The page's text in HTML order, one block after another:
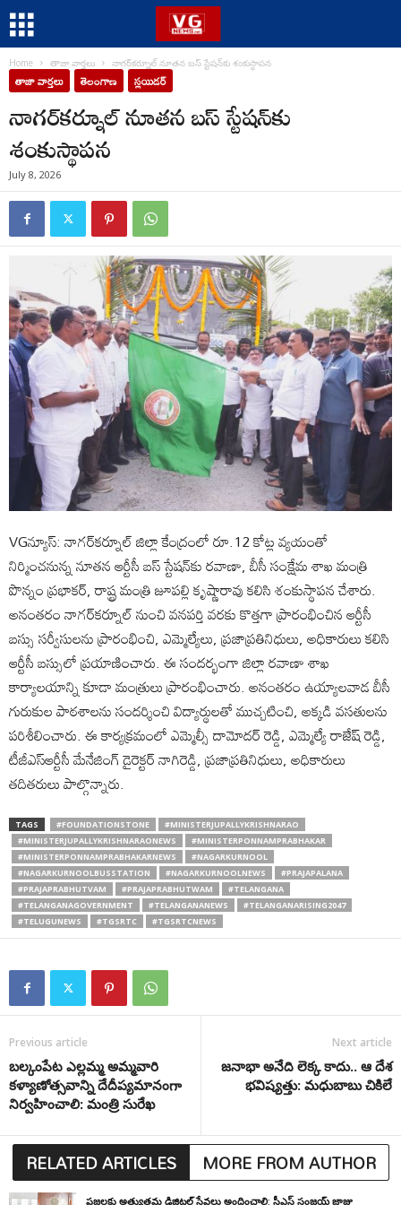
Home తాజా వార్తలు నాగర్‌కర్నూల్ నూతన బస్ స్టేషన్‌కు శంకుస్థాపన
తాజా వార్తలు తెలంగాణ స్లయిడర్
నాగర్‌కర్నూల్ నూతన బస్ స్టేషన్‌కు
శంకుస్థాపన
July 8, 2026
VGన్యూస్: నాగర్‌కర్నూల్ జిల్లా కేంద్రంలో రూ.12 కోట్ల వ్యయంతో
నిర్మించనున్న నూతన ఆర్టీసీ బస్ స్టేషన్‌కు రవాణా, బీసీ సంక్షేమ శాఖ మంత్రి
పొన్నం ప్రభాకర్, రాష్ట్ర మంత్రి జూపల్లి కృష్ణారావు కలిసి శంకుస్థాపన చేశారు.
అనంతరం నాగర్‌కర్నూల్ నుంచి వనపర్తి వరకు కొత్తగా ప్రారంభించిన ఆర్టీసీ
బస్సు సర్వీసులను ప్రారంభించి, ఎమ్మెల్యేలు, ప్రజాప్రతినిధులు, అధికారులు కలిసి
ఆర్టీసీ బస్సులో ప్రయాణించారు. ఈ సందర్భంగా జిల్లా రవాణా శాఖ
కార్యాలయాన్ని కూడా మంత్రులు ప్రారంభించారు. అనంతరం ఉయ్యాలవాడ బీసీ
గురుకుల పాఠశాలను సందర్శించి విద్యార్థులతో ముచ్చటించి, అక్కడి వసతులను
పరిశీలించారు. ఈ కార్యక్రమంలో ఎమ్మెల్సీ దామోదర్ రెడ్డి, ఎమ్మెల్యే రాజేష్ రెడ్డి,
టీజీఎస్‌ఆర్టీసీ మేనేజింగ్ డైరెక్టర్ నాగిరెడ్డి, ప్రజాప్రతినిధులు, అధికారులు
తదితరులు పాల్గొన్నారు.
TAGS #FOUNDATIONSTONE
#MINISTERJUPALLYKRISHNARAO
#MINISTERJUPALLYKRISHNARAONEWS
#MINISTERPONNAMPRABHAKAR
#MINISTERPONNAMPRABHAKARNEWS
#NAGARKURNOOL
#NAGARKURNOOLBUSSTATION
#NAGARKURNOOLNEWS
#PRAJAPALANA
#PRAJAPRABHUTVAM
#PRAJAPRABHUTWAM
#TELANGANA
#TELANGANAGOVERNMENT
#TELANGANANEWS
#TELANGANARISING2047
#TELUGUNEWS
#TGSRTC #TGSRTCNEWS
Previous article
బల్కంపేట ఎల్లమ్మ అమ్మవారి
కళ్యాణోత్సవాన్ని దేదీప్యమానంగా
నిర్వహించాలి: మంత్రి సురేఖ
Next article
జనాభా అనేది లెక్క కాదు.. ఆ దేశ
భవిష్యత్తు: మధుబాబు చికిలే
RELATED ARTICLES MORE FROM AUTHOR
ప్రజలకు అత్యుత్తమ డిజిటల్ సేవలు అందించాలి: సీఎస్ సంజయ్ జాజు